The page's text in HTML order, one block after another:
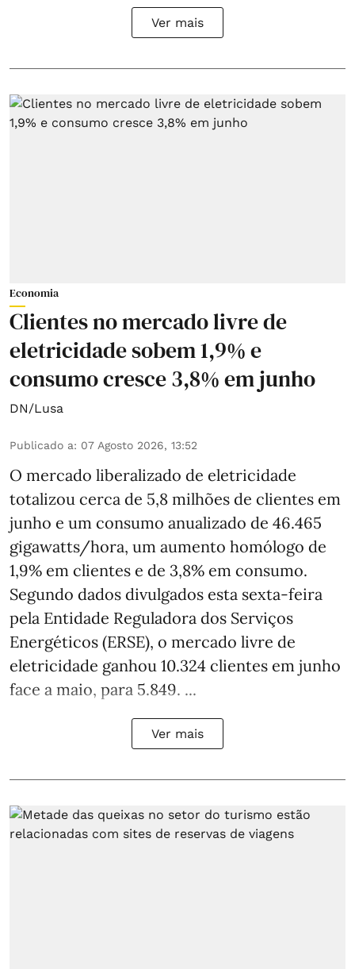
Ver mais
Economia
Clientes no mercado livre de
eletricidade sobem 1,9% e
consumo cresce 3,8% em junho
DN/Lusa
Publicado a: 07 Agosto 2026, 13:52
O mercado liberalizado de eletricidade
totalizou cerca de 5,8 milhões de clientes em
junho e um consumo anualizado de 46.465
gigawatts/hora, um aumento homólogo de
1,9% em clientes e de 3,8% em consumo.
Segundo dados divulgados esta sexta-feira
pela Entidade Reguladora dos Serviços
Energéticos (ERSE), o mercado livre de
eletricidade ganhou 10.324 clientes em junho
face a maio, para 5.849. ...
Ver mais